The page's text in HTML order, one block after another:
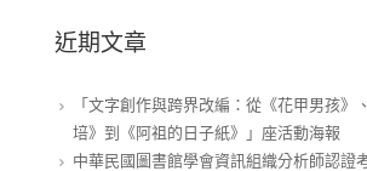
近期文章
「文字創作與跨界改編：從《花甲男孩》
培》到《阿祖的日子紙》」座活動海報
中華民國圖書館學會資訊組織分析師認證